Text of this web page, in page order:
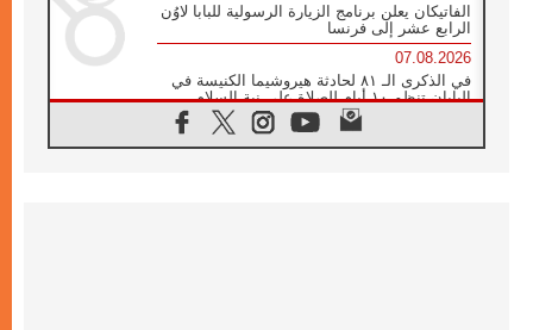
الفاتيكان يعلن برنامج الزيارة الرسولية للبابا لاوُن
الرابع عشر إلى فرنسا
07.08.2026
في الذكرى الـ ٨١ لحادثة هيروشيما الكنيسة في
اليابان تنظم ١٠ أيام للصلاة على نية السلام
الكنيسة في الأوروغواي: زيارة البابا ستعزز